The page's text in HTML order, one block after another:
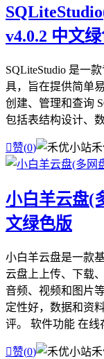
v4.0.2 中文
SQLiteStudio 是一
具，旨在提供简单
创建、管理和查询
包括表结构设计、
赞(0)
小白羊云盘(
文绿色版
小白羊云盘是一款
云盘上上传、下载
音频、视频和图片
定性好，数据和资
评。 软件功能 在线
赞(0)